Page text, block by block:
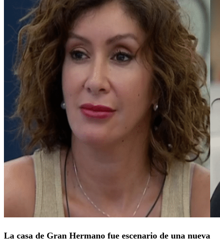
La casa de Gran Hermano fue escenario de una nueva